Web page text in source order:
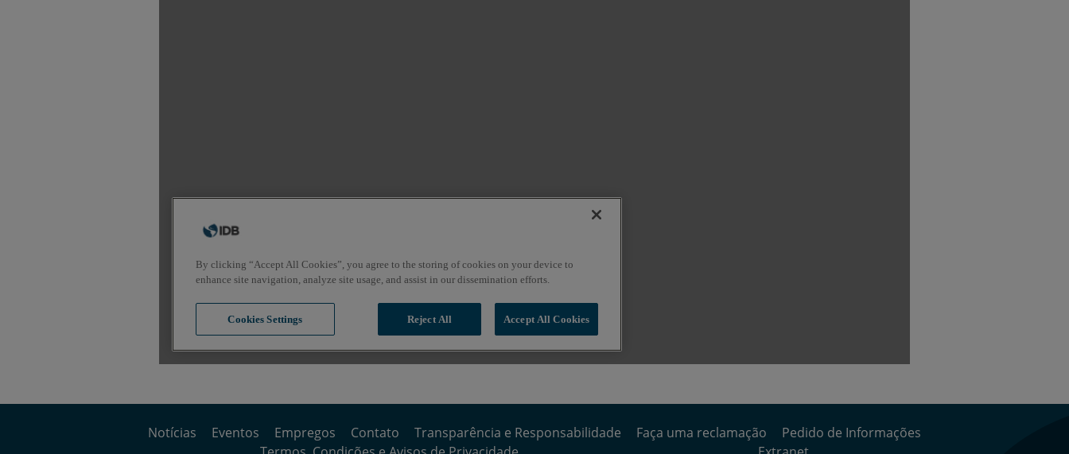
Notícias Eventos Empregos Contato Transparência e Responsabilidade Faça uma reclamação
Pedido de Informações